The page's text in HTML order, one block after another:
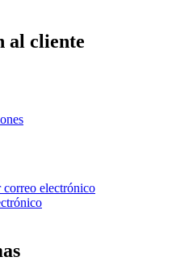
al cliente
correo electrónico